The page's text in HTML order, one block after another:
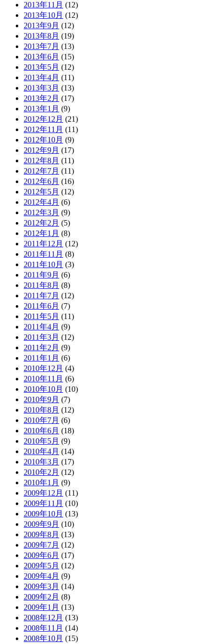
2013年11月 (12)
2013年10月 (12)
2013年9月 (12)
2013年8月 (19)
2013年7月 (13)
2013年6月 (15)
2013年5月 (12)
2013年4月 (11)
2013年3月 (13)
2013年2月 (17)
2013年1月 (9)
2012年12月 (21)
2012年11月 (11)
2012年10月 (9)
2012年9月 (17)
2012年8月 (11)
2012年7月 (11)
2012年6月 (16)
2012年5月 (12)
2012年4月 (6)
2012年3月 (9)
2012年2月 (5)
2012年1月 (8)
2011年12月 (12)
2011年11月 (8)
2011年10月 (3)
2011年9月 (6)
2011年8月 (8)
2011年7月 (12)
2011年6月 (7)
2011年5月 (11)
2011年4月 (9)
2011年3月 (12)
2011年2月 (9)
2011年1月 (6)
2010年12月 (4)
2010年11月 (6)
2010年10月 (10)
2010年9月 (7)
2010年8月 (12)
2010年7月 (6)
2010年6月 (18)
2010年5月 (9)
2010年4月 (14)
2010年3月 (17)
2010年2月 (12)
2010年1月 (9)
2009年12月 (11)
2009年11月 (10)
2009年10月 (13)
2009年9月 (10)
2009年8月 (13)
2009年7月 (12)
2009年6月 (17)
2009年5月 (12)
2009年4月 (9)
2009年3月 (14)
2009年2月 (8)
2009年1月 (13)
2008年12月 (13)
2008年11月 (14)
2008年10月 (15)